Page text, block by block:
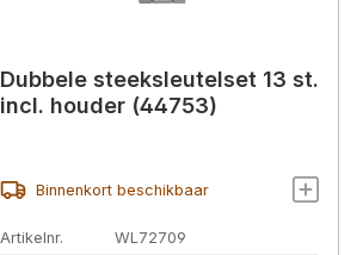
Dubbele steeksleutelset 13 st.
incl. houder (44753)
Binnenkort beschikbaar
Artikelnr. WL72709